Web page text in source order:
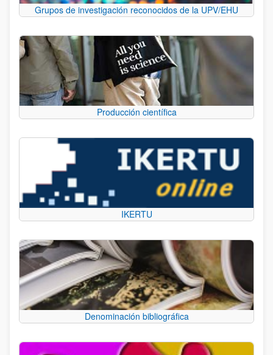
Grupos de investigación reconocidos de la UPV/EHU
Producción científica
IKERTU
Denominación bibliográfica